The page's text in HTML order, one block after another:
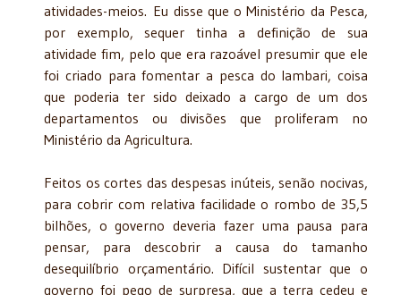
atividades-meios. Eu disse que o Ministério da Pesca,
por exemplo, sequer tinha a definição de sua
atividade fim, pelo que era razoável presumir que ele
foi criado para fomentar a pesca do lambari, coisa
que poderia ter sido deixado a cargo de um dos
departamentos ou divisões que proliferam no
Ministério da Agricultura.
Feitos os cortes das despesas inúteis, senão nocivas,
para cobrir com relativa facilidade o rombo de 35,5
bilhões, o governo deveria fazer uma pausa para
pensar, para descobrir a causa do tamanho
desequilíbrio orçamentário. Difícil sustentar que o
governo foi pego de surpresa, que a terra cedeu e